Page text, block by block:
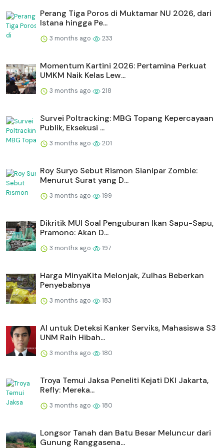
Perang Tiga Poros di Muktamar NU 2026, dari
Istana hingga Pe...
3 months ago 233
Momentum Kartini 2026: Pertamina Perkuat
UMKM Naik Kelas Lew...
3 months ago 218
Survei Poltracking: MBG Topang Kepercayaan
Publik, Eksekusi ...
3 months ago 201
Roy Suryo Sebut Rismon Sianipar Zombie:
Menurut Surat yang D...
3 months ago 199
Dikritik MUI Soal Penguburan Ikan Sapu-Sapu,
Pramono: Akan D...
3 months ago 197
Harga MinyaKita Melonjak, Zulhas Beberkan
Penyebabnya
3 months ago 183
AI untuk Deteksi Kanker Serviks, Mahasiswa S3
UNM Raih Hibah...
3 months ago 180
Troya Temui Jaksa Peneliti Kejati DKI Jakarta,
Refly: Mereka...
3 months ago 180
Longsor Tanah dan Batu Besar Meluncur dari
Gunung Ranggasena...